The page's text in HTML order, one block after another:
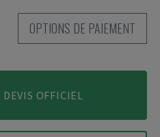
OPTIONS DE PAIEMENT
OFFICIEL